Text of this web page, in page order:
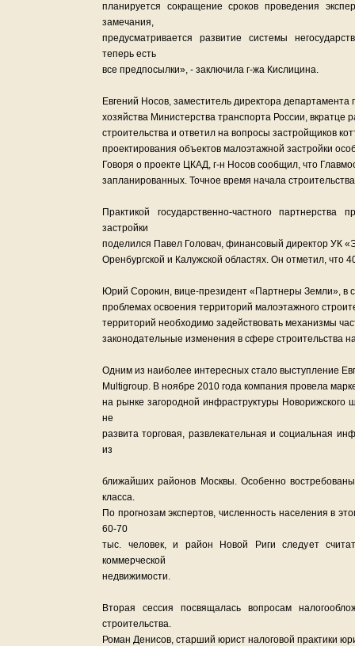
планируется сокращение сроков проведения
замечания,
предусматривается развитие системы
теперь есть
все предпосылки», - заключила г-жа Кислицина.
Евгений Носов, заместитель директора департамента
хозяйства Министерства транспорта России, вкратце
строительства и ответил на вопросы застройщиков
проектирования объектов малоэтажной застройки
Говоря о проекте ЦКАД, г-н Носов сообщил, что
запланированных. Точное время начала
Практикой государственно-частного
застройки
поделился Павел Головач, финансовый директор УК
Оренбургской и Калужской областях. Он отметил, что
Юрий Сорокин, вице-президент «Партнеры Земли», в
проблемах освоения территорий малоэтажного
территорий необходимо задействовать механизмы
законодательные изменения в сфере строительства
Одним из наиболее интересных стало выступление
Multigroup. В ноябре 2010 года компания провела
на рынке загородной инфраструктуры Новорижского
не
развита торговая, развлекательная и социальная
из
ближайших районов Москвы. Особенно
класса.
По прогнозам экспертов, численность населения в
60-70
тыс. человек, и район Новой Риги следует
коммерческой
недвижимости.
Вторая сессия посвящалась вопросам
строительства.
Роман Денисов, старший юрист налоговой практики